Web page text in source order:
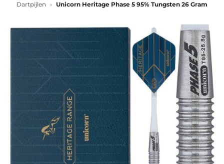
Dartpijlen
» Unicorn Heritage Phase 5 95% Tungsten 26 Gram